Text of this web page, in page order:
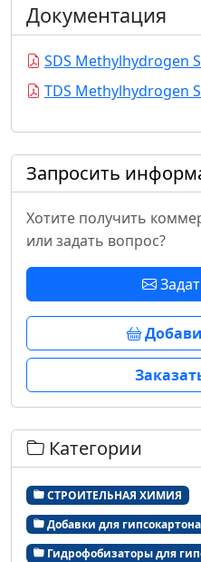
Документация
SDS Methylhydrogen
TDS Methylhydrogen
Запросить
Хотите получить
или задать вопрос?
Категории
СТРОИТЕЛЬНАЯ ХИМИЯ
Добавки для
Гидрофобизаторы для